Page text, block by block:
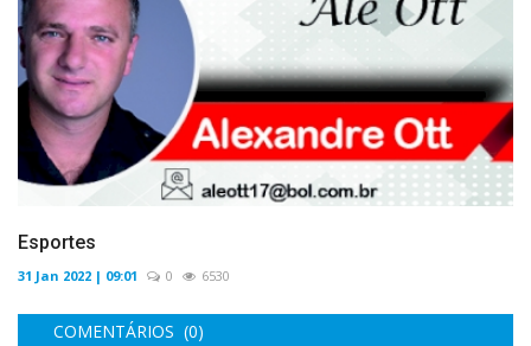
Esportes
31 Jan 2022 | 09:01 0 6530
COMENTÁRIOS (0)